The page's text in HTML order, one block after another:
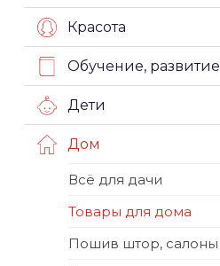
Красота
Обучение, развитие
Дети
Дом
Всё для дачи
Товары для дома
Пошив штор, салоны